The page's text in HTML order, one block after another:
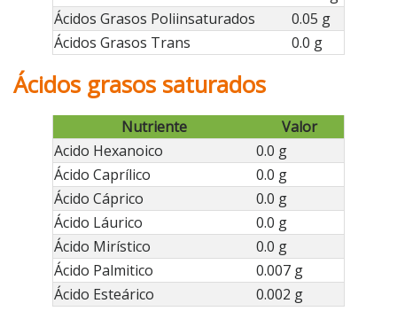
Ácidos Grasos Poliinsaturados
0.05 g
Ácidos Grasos Trans
0.0 g
Ácidos grasos saturados
Nutriente
Valor
Acido Hexanoico
0.0 g
Ácido Caprílico
0.0 g
Ácido Cáprico
0.0 g
Ácido Láurico
0.0 g
Ácido Mirístico
0.0 g
Ácido Palmitico
0.007 g
Ácido Esteárico
0.002 g